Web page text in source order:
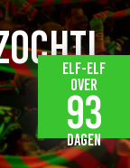
Elf-elf
over
93
dagen